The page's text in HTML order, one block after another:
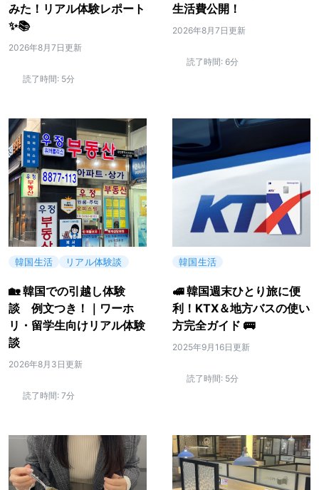
みた！リアル体験レポート
✨📚
2026年8月7日更新
読了時間: 5分
生活費公開！
2026年8月7日更新
読了時間: 6分
韓国生活 リアル体験談
🏡 韓国での引越し体験
談 例文つき！｜ワーホ
リ・留学生向けリアル体験
談
2026年8月3日更新
読了時間: 7分
韓国生活
🚅 韓国週末ひとり旅に便
利！KTX＆地方バスの使い
方完全ガイド 🚌
2025年9月16日更新
読了時間: 5分